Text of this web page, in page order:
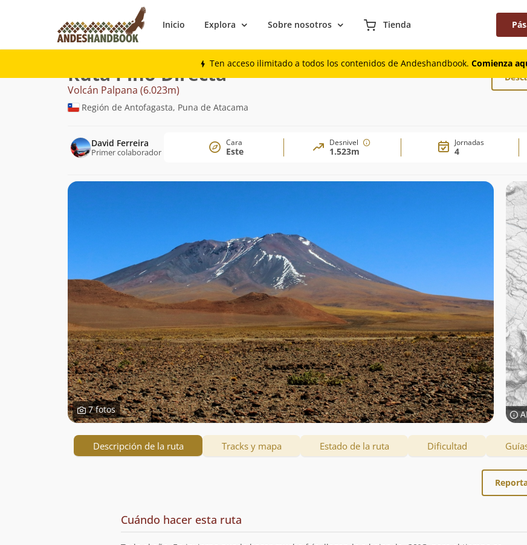
Inicio Explora Sobre nosotros Tienda
Ten acceso ilimitado a todos los contenidos de Andeshandbook. Comienza
Montaña
Ruta Pino Directa
Volcán Palpana (6.023m)
Región de Antofagasta, Puna de Atacama
David Ferreira
Primer colaborador
Cara
Este
Desnivel
1.523m
Jornadas
4
7 fotos
Descripción de la ruta Tracks y mapa Estado de la ruta Dificultad
Cuándo hacer esta ruta